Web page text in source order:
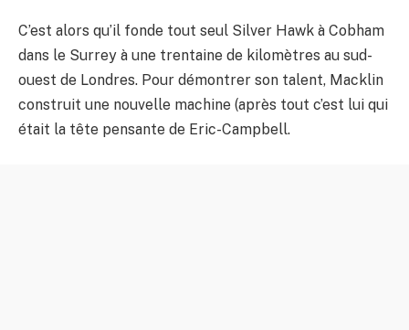
C’est alors qu’il fonde tout seul Silver Hawk à Cobham
dans le Surrey à une trentaine de kilomètres au sud-
ouest de Londres. Pour démontrer son talent, Macklin
construit une nouvelle machine (après tout c’est lui qui
était la tête pensante de Eric-Campbell.